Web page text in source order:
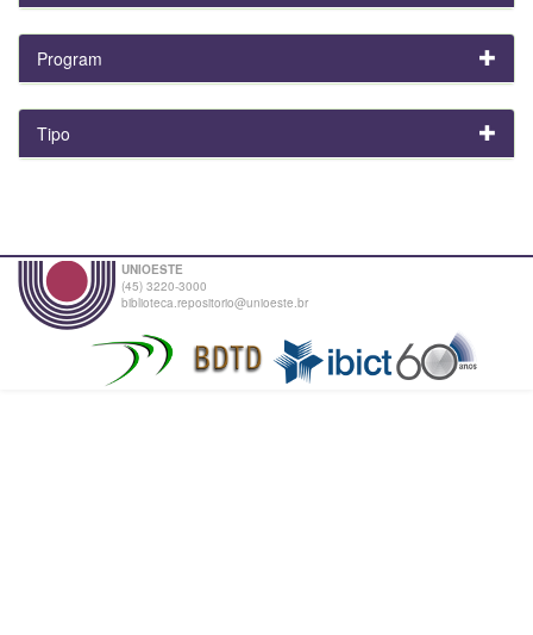
Program
Tipo
UNIOESTE
(45) 3220-3000
biblioteca.repositorio@unioeste.br